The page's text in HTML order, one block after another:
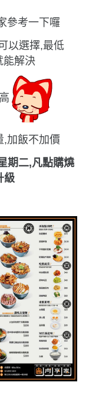
參考一下囉
以選擇,最低
能解決
,加飯不加價
期二,凡點購燒
級